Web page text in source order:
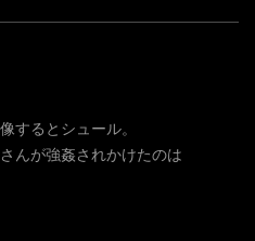
するとシュール。
んが強姦されかけたのは